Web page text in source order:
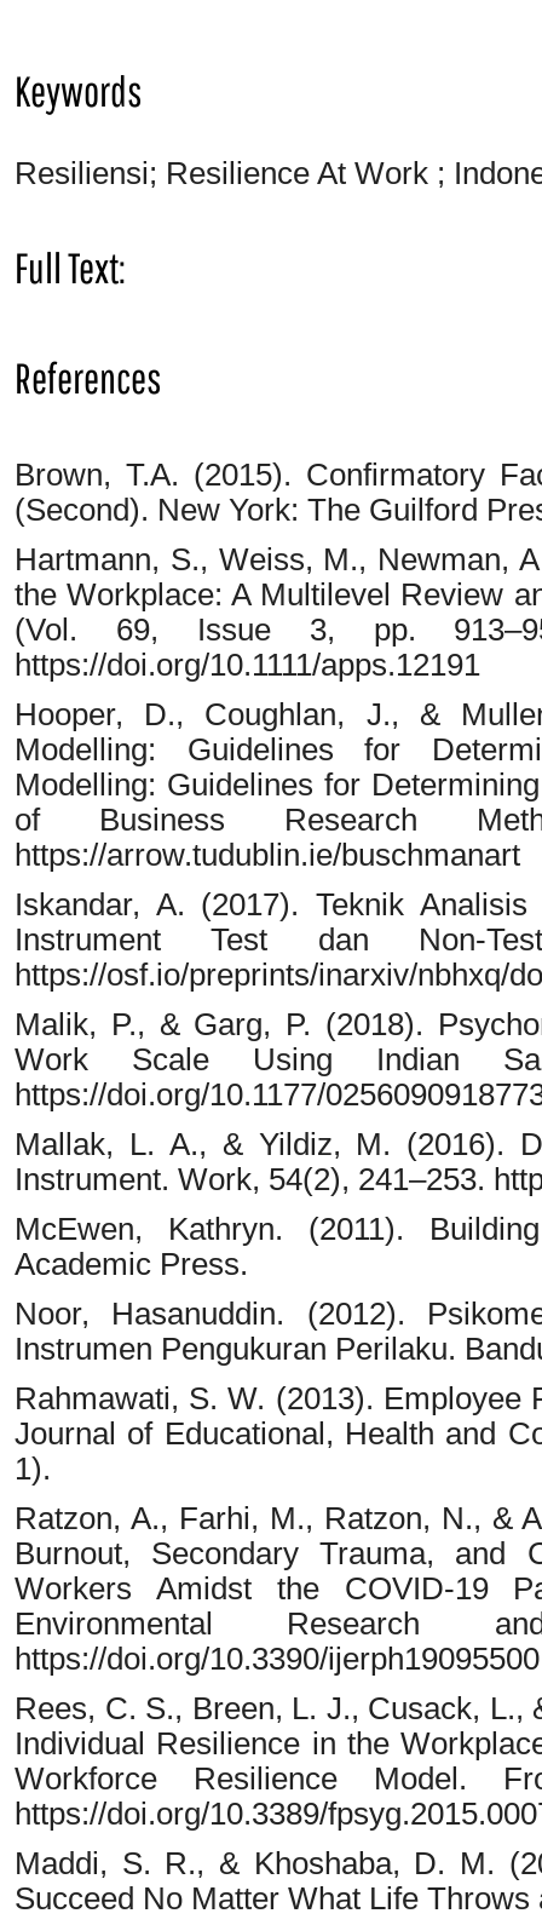
Keywords
Resiliensi; Resilience At Work ;
Full Text:
References
Brown, T.A. (2015). Confirmatory
(Second). New York: The Guilford
Hartmann, S., Weiss, M., Newman,
the Workplace: A Multilevel Review
(Vol. 69, Issue 3, pp.
https://doi.org/10.1111/apps.12191
Hooper, D., Coughlan, J., &
Modelling: Guidelines for
Modelling: Guidelines for
of Business Research
https://arrow.tudublin.ie/buschmanart
Iskandar, A. (2017). Teknik
Instrument Test dan Non-
https://osf.io/preprints/inarxiv/nbhxq/
Malik, P., & Garg, P. (2018).
Work Scale Using Indian
https://doi.org/10.1177/
Mallak, L. A., & Yildiz, M. (2016).
Instrument. Work, 54(2), 241–253.
McEwen, Kathryn. (2011).
Academic Press.
Noor, Hasanuddin. (2012).
Instrumen Pengukuran Perilaku.
Rahmawati, S. W. (2013). Employee
Journal of Educational, Health and
1).
Ratzon, A., Farhi, M., Ratzon, N., &
Burnout, Secondary Trauma, and
Workers Amidst the COVID-19
Environmental Research
https://doi.org/10.3390/ijerph19095500
Rees, C. S., Breen, L. J., Cusack, L.,
Individual Resilience in the
Workforce Resilience Model.
https://doi.org/10.3389/
Maddi, S. R., & Khoshaba, D. M.
Succeed No Matter What Life Throws